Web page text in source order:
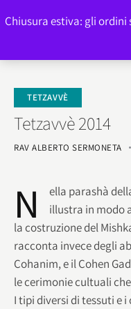
TETZAVVÈ
Tetzavvè 2014
RAV ALBERTO SERMONETA
N
ella parashà
illustra in modo
la costruzione del
racconta invece degli
Cohanim, e il Cohen
le cerimonie cultuali
I tipi diversi di tessuti e
Chiusura estiva: gli ordini